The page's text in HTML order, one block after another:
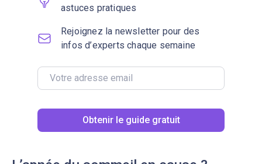
Obtenir le guide gratuit
astuces pratiques
Rejoignez la newsletter pour des
infos d’experts chaque semaine